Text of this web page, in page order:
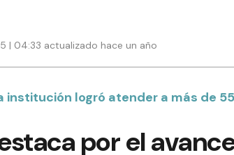
| 04:33 actualizado hace un año
institución logró atender a más de
por el